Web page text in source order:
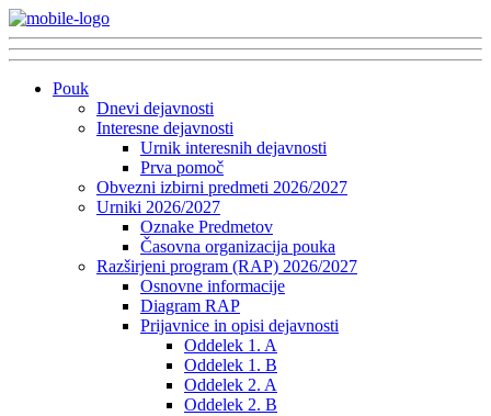
Pouk
Dnevi dejavnosti
Interesne dejavnosti
Urnik interesnih dejavnosti
Prva pomoč
Obvezni izbirni predmeti 2026/2027
Urniki 2026/2027
Oznake Predmetov
Časovna organizacija pouka
Razširjeni program (RAP) 2026/2027
Osnovne informacije
Diagram RAP
Prijavnice in opisi dejavnosti
Oddelek 1. A
Oddelek 1. B
Oddelek 2. A
Oddelek 2. B